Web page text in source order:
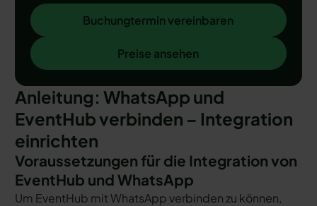
Buchungtermin vereinbaren
Buchungtermin vereinbaren
Preise ansehen
Preise ansehen
Anleitung: WhatsApp und
EventHub verbinden – Integration
einrichten
Voraussetzungen für die Integration von
EventHub und WhatsApp
Um EventHub mit WhatsApp verbinden zu können,